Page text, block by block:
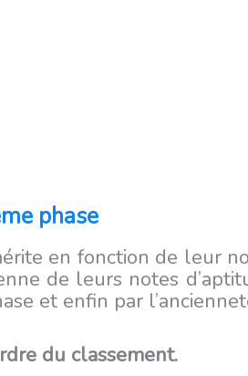
phase
en fonction de leur
de leurs notes
et enfin par
du classement.